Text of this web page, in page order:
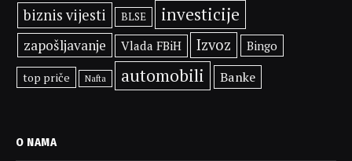
biznis vijesti BLSE investicije
zapošljavanje Vlada FBiH Izvoz Bingo
top priče Nafta automobili Banke
O NAMA